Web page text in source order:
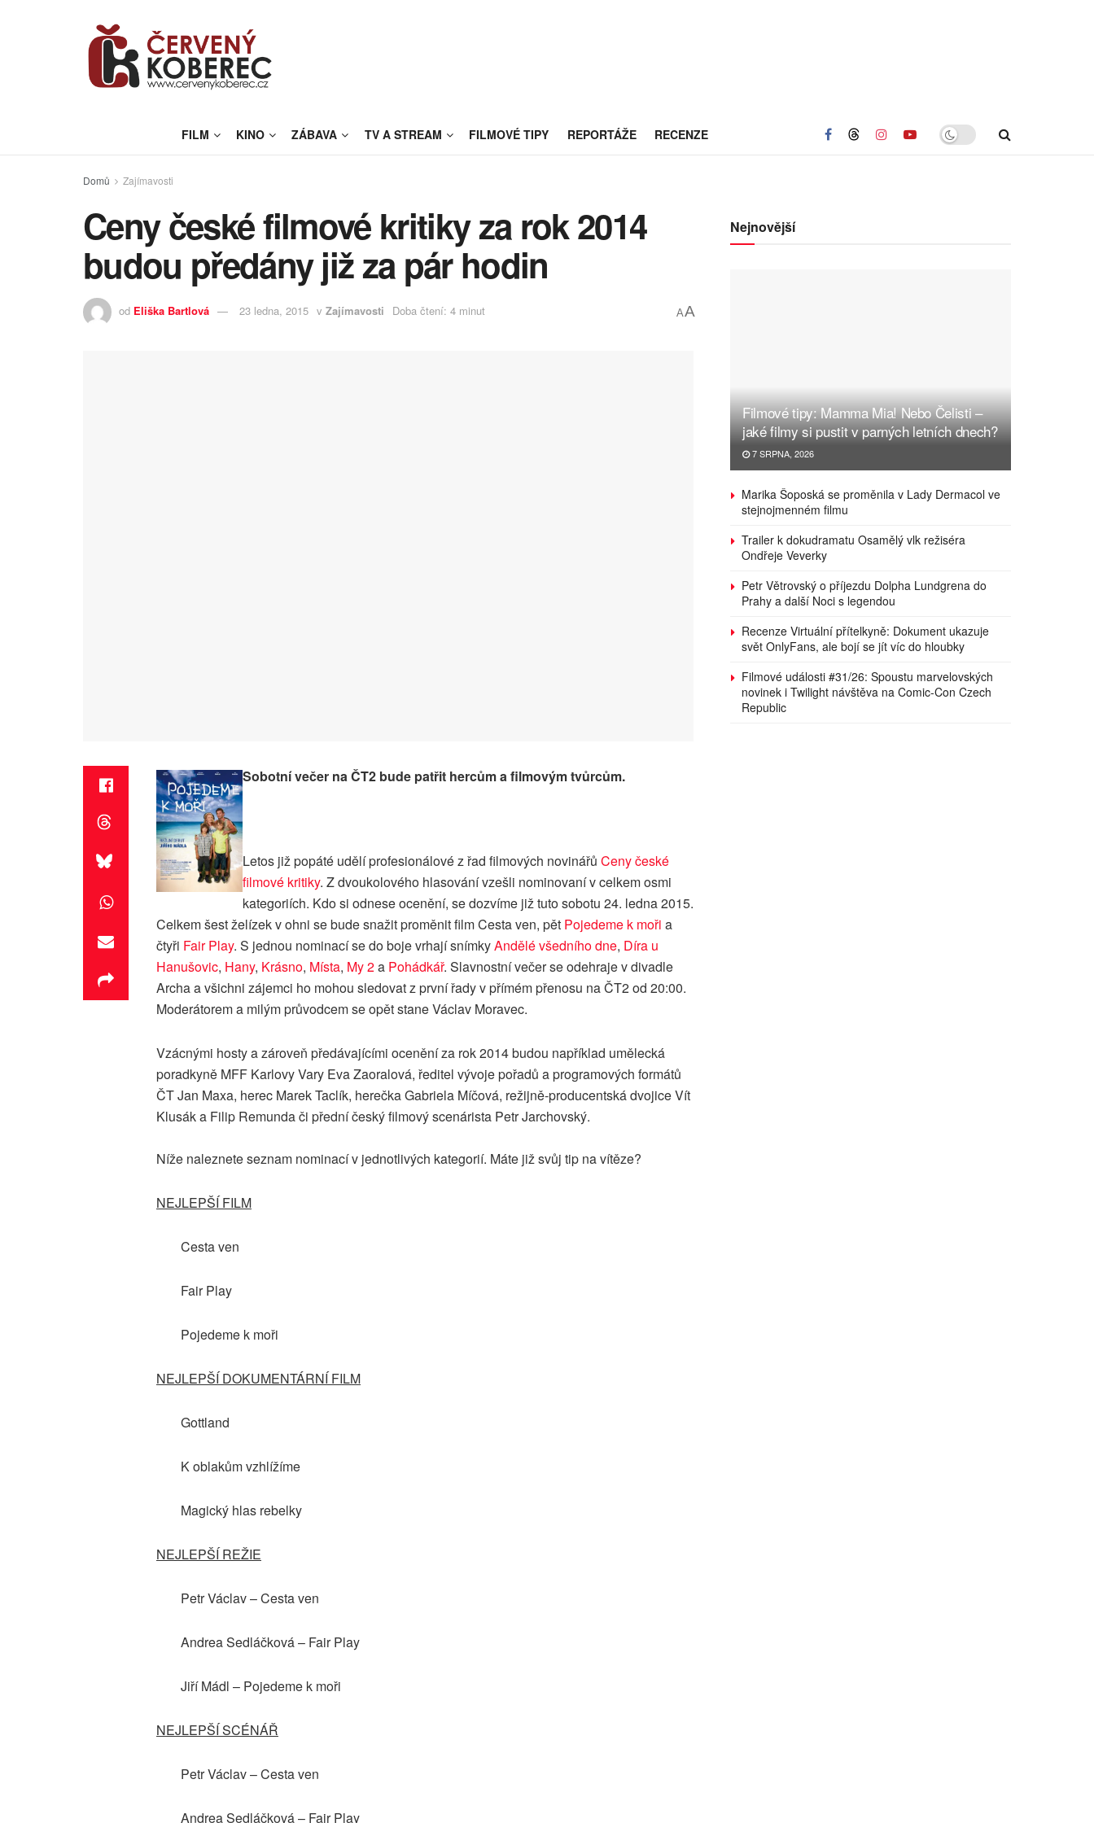
FILM KINO ZÁBAVA TV A STREAM FILMOVÉ TIPY REPORTÁŽE RECENZE
Domů Zajímavosti
Ceny české filmové kritiky za rok 2014
budou předány již za pár hodin
od Eliška Bartlová 23 ledna, 2015 v Zajímavosti Doba čtení: 4 minut AA
Sobotní večer na ČT2 bude patřit hercům a filmovým tvůrcům.
Letos již popáté udělí profesionálové z řad filmových novinářů Ceny české
filmové kritiky. Z dvoukolového hlasování vzešli nominovaní v celkem osmi
kategoriích. Kdo si odnese ocenění, se dozvíme již tuto sobotu 24. ledna 2015.
Celkem šest želízek v ohni se bude snažit proměnit film Cesta ven, pět Pojedeme k moři a
čtyři Fair Play. S jednou nominací se do boje vrhají snímkyAndělé všedního dne, Díra u
Hanušovic, Hany, Krásno, Místa, My 2a Pohádkář. Slavnostní večer se odehraje v divadle
Archa a všichni zájemci ho mohou sledovat z první řady v přímém přenosu na ČT2 od 20:00.
Moderátorem a milým průvodcem se opět stane Václav Moravec.
Vzácnými hosty a zároveň předávajícími ocenění za rok 2014 budou například umělecká
poradkyně MFF Karlovy Vary Eva Zaoralová, ředitel vývoje pořadů a programových formátů
ČT Jan Maxa, herec Marek Taclík, herečka Gabriela Míčová, režijně-producentská dvojice Vít
Klusák a Filip Remunda či přední český filmový scenárista Petr Jarchovský.
Níže naleznete seznam nominací v jednotlivých kategorií. Máte již svůj tip na vítěze?
NEJLEPŠÍ FILM
Cesta ven
Fair Play
Pojedeme k moři
NEJLEPŠÍ DOKUMENTÁRNÍ FILM
Gottland
K oblakům vzhlížíme
Magický hlas rebelky
NEJLEPŠÍ REŽIE
Petr Václav – Cesta ven
Andrea Sedláčková – Fair Play
Jiří Mádl – Pojedeme k moři
NEJLEPŠÍ SCÉNÁŘ
Petr Václav – Cesta ven
Andrea Sedláčková – Fair Play
Nejnovější
Filmové tipy: Mamma Mia! Nebo Čelisti –
jaké filmy si pustit v parných letních dnech?
7 SRPNA, 2026
Marika Šoposká se proměnila v Lady Dermacol ve
stejnojmenném filmu
Trailer k dokudramatu Osamělý vlk režiséra
Ondřeje Veverky
Petr Větrovský o příjezdu Dolpha Lundgrena do
Prahy a další Noci s legendou
Recenze Virtuální přítelkyně: Dokument ukazuje
svět OnlyFans, ale bojí se jít víc do hloubky
Filmové události #31/26: Spoustu marvelovských
novinek i Twilight návštěva na Comic-Con Czech
Republic